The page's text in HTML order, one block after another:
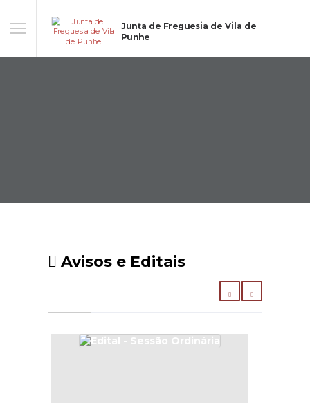
Junta de Freguesia de Vila de
Punhe
Avisos e Editais